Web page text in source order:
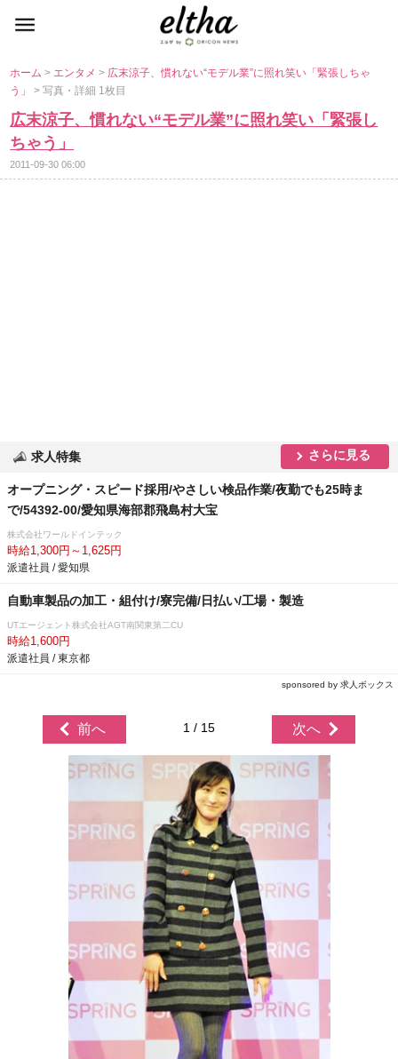
ホーム> エンタメ> 広末涼子、慣れない“モデル業”に照れ笑い「緊張しちゃ
う」> 写真・詳細 1枚目
広末涼子、慣れない“モデル業”に照れ笑い「緊張し
ちゃう」
2011-09-30 06:00
求人特集 さらに見る
オープニング・スピード採用/やさしい検品作業/夜勤でも25時ま
で/54392-00/愛知県海部郡飛島村大宝
株式会社ワールドインテック
時給1,300円～1,625円
派遣社員 / 愛知県
自動車製品の加工・組付け/寮完備/日払い/工場・製造
UTエージェント株式会社AGT南関東第二CU
時給1,600円
派遣社員 / 東京都
sponsored by 求人ボックス
前へ 1 / 15 次へ